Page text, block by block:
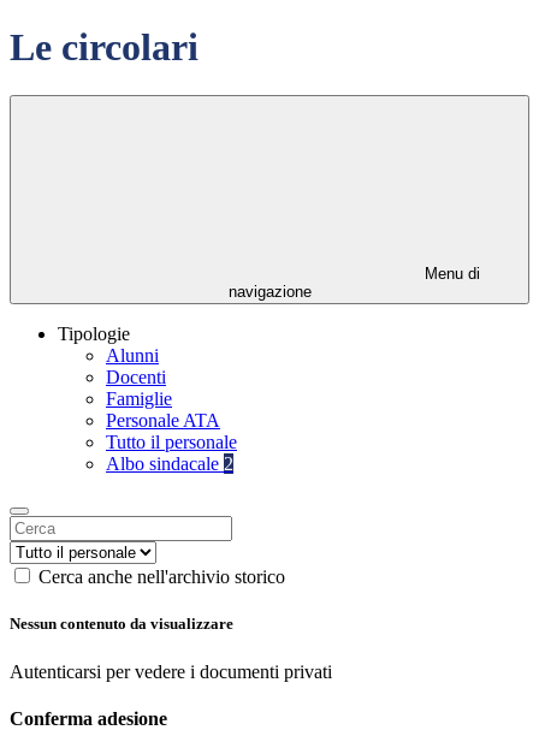
Le circolari
Menu di
navigazione
Tipologie
Alunni
Docenti
Famiglie
Personale ATA
Tutto il personale
Albo sindacale 2
Cerca anche nell'archivio storico
Nessun contenuto da visualizzare
Autenticarsi per vedere i documenti privati
Conferma adesione